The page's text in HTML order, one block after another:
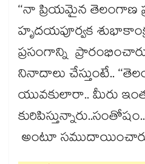
‘‘నా ప్రియమైన తెలంగాణ
హృదయపూర్వక
ప్రసంగాన్ని
నినాదాలు చేస్తుంటే..
యువకులారా.. మీరు
అంటూ